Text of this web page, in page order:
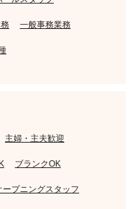
一般事務業務
主婦・主夫歓迎
ブランクOK
ープニングスタッフ